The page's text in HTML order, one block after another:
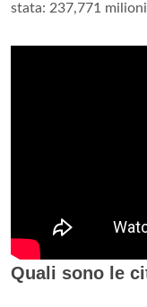
stata: 237,771
Quali sono le